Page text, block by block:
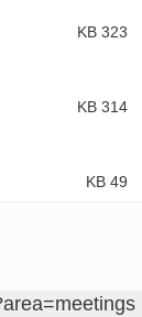
323 KB
314 KB
49 KB